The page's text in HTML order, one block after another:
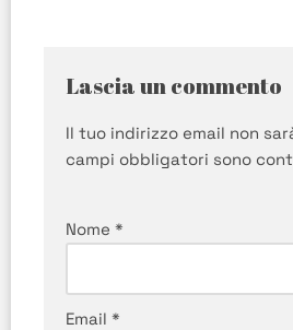
Lascia un commento
Il tuo indirizzo email non
campi obbligatori sono
Nome *
Email *